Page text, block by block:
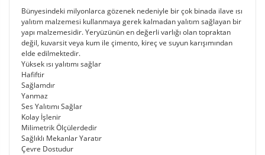
Bünyesindeki milyonlarca gözenek nedeniyle bir çok binada ilave ısı
yalıtım malzemesi kullanmaya gerek kalmadan yalıtım sağlayan bir
yapı malzemesidir. Yeryüzünün en değerli varlığı olan topraktan
değil, kuvarsit veya kum ile çimento, kireç ve suyun karışımından
elde edilmektedir.
Yüksek ısı yalıtımı sağlar
Hafiftir
Sağlamdır
Yanmaz
Ses Yalıtımı Sağlar
Kolay İşlenir
Milimetrik Ölçülerdedir
Sağlıklı Mekanlar Yaratır
Çevre Dostudur